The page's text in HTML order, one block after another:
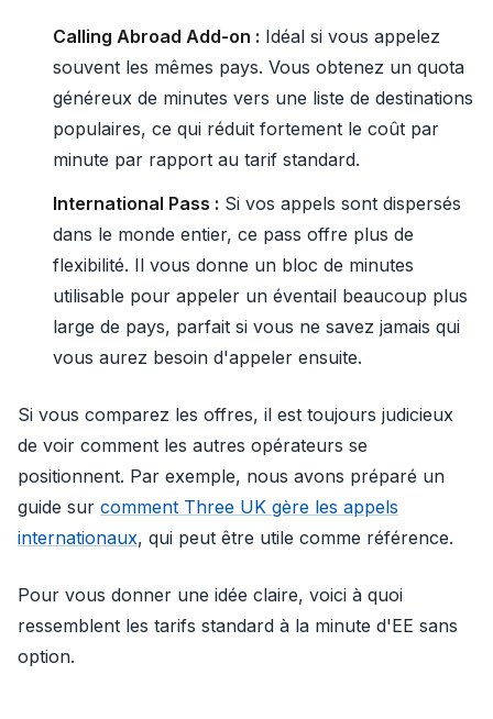
Calling Abroad Add-on : Idéal si vous appelez
souvent les mêmes pays. Vous obtenez un quota
généreux de minutes vers une liste de destinations
populaires, ce qui réduit fortement le coût par
minute par rapport au tarif standard.
International Pass : Si vos appels sont dispersés
dans le monde entier, ce pass offre plus de
flexibilité. Il vous donne un bloc de minutes
utilisable pour appeler un éventail beaucoup plus
large de pays, parfait si vous ne savez jamais qui
vous aurez besoin d'appeler ensuite.
Si vous comparez les offres, il est toujours judicieux
de voir comment les autres opérateurs se
positionnent. Par exemple, nous avons préparé un
guide sur comment Three UK gère les appels
internationaux, qui peut être utile comme référence.
Pour vous donner une idée claire, voici à quoi
ressemblent les tarifs standard à la minute d'EE sans
option.